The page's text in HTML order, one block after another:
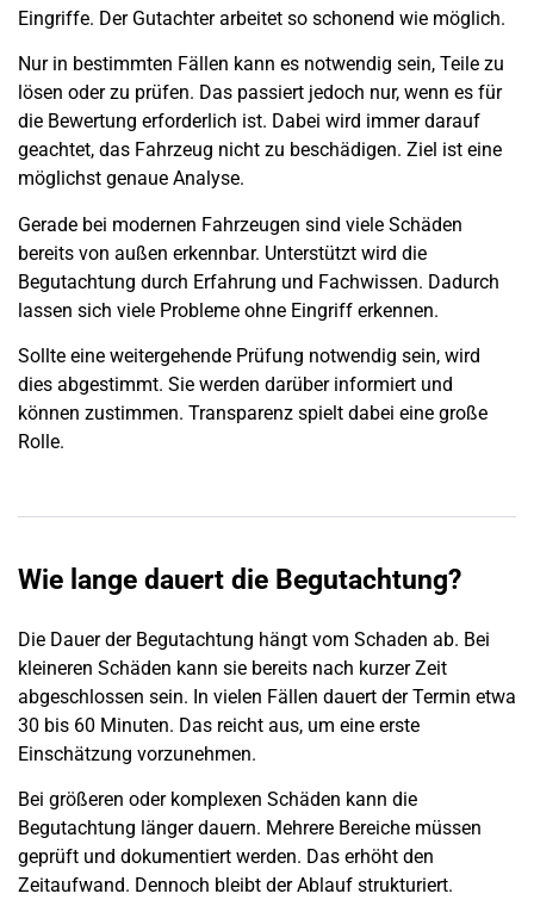
Eingriffe. Der Gutachter arbeitet so schonend wie möglich.
Nur in bestimmten Fällen kann es notwendig sein, Teile zu
lösen oder zu prüfen. Das passiert jedoch nur, wenn es für
die Bewertung erforderlich ist. Dabei wird immer darauf
geachtet, das Fahrzeug nicht zu beschädigen. Ziel ist eine
möglichst genaue Analyse.
Gerade bei modernen Fahrzeugen sind viele Schäden
bereits von außen erkennbar. Unterstützt wird die
Begutachtung durch Erfahrung und Fachwissen. Dadurch
lassen sich viele Probleme ohne Eingriff erkennen.
Sollte eine weitergehende Prüfung notwendig sein, wird
dies abgestimmt. Sie werden darüber informiert und
können zustimmen. Transparenz spielt dabei eine große
Rolle.
Wie lange dauert die Begutachtung?
Die Dauer der Begutachtung hängt vom Schaden ab. Bei
kleineren Schäden kann sie bereits nach kurzer Zeit
abgeschlossen sein. In vielen Fällen dauert der Termin etwa
30 bis 60 Minuten. Das reicht aus, um eine erste
Einschätzung vorzunehmen.
Bei größeren oder komplexen Schäden kann die
Begutachtung länger dauern. Mehrere Bereiche müssen
geprüft und dokumentiert werden. Das erhöht den
Zeitaufwand. Dennoch bleibt der Ablauf strukturiert.